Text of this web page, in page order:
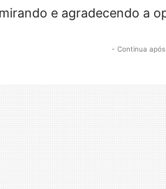
e agradecendo a
- Continua